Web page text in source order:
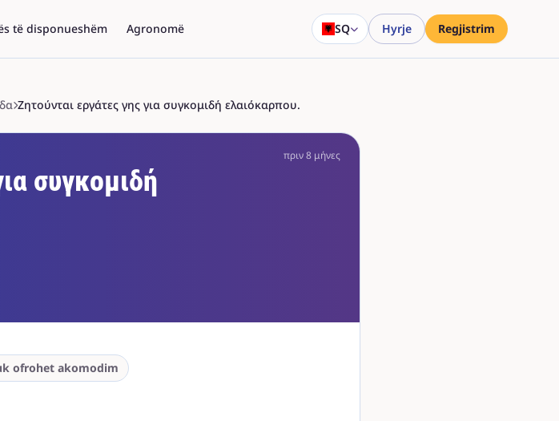
të disponueshëm Agronomë SQ Hyrje Regjistrim
Ζητούνται εργάτες γης για συγκομιδή ελαιόκαρπου.
πριν 8 μήνες
συγκομιδή
ofrohet akomodim